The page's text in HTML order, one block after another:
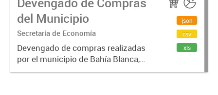
del Municipio
Secretaría de Economía
Devengado de compras realizadas
por el municipio de Bahía Blanca,
por año y proveedor. Un monto
json
csv
xls